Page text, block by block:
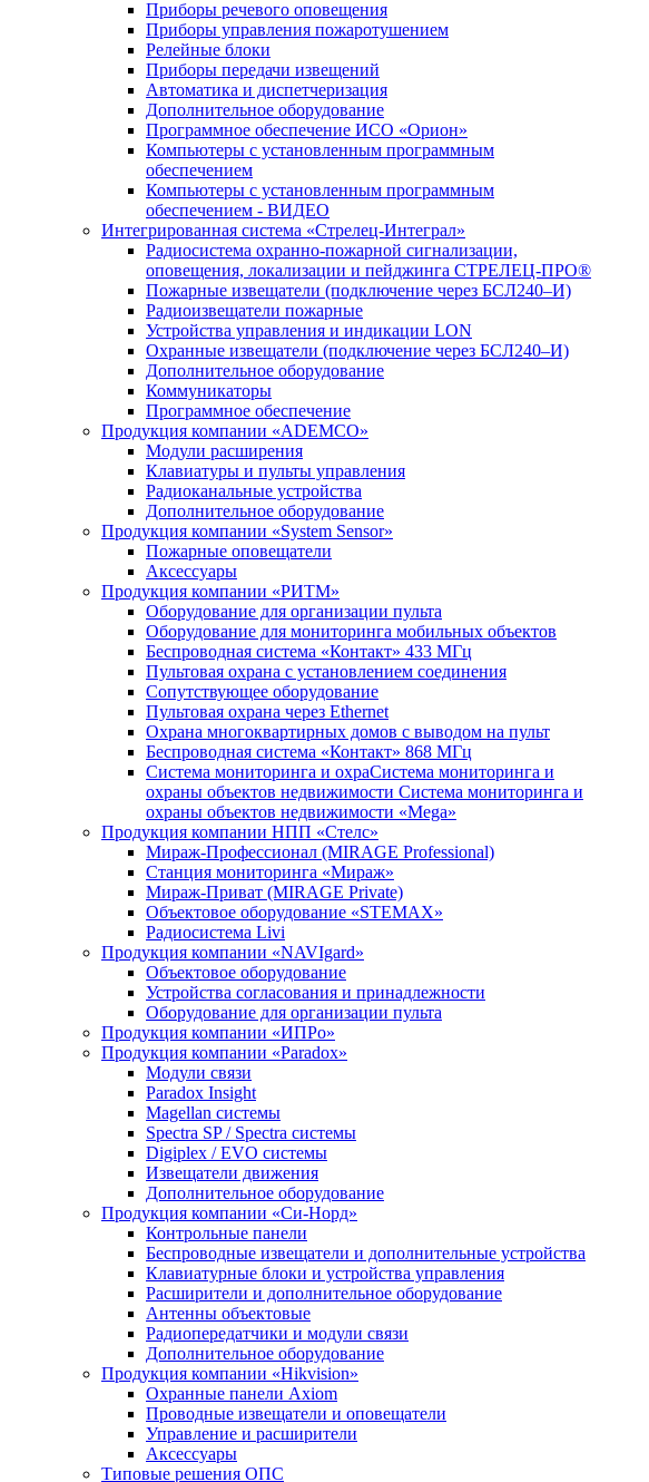
Приборы речевого оповещения
Приборы управления пожаротушением
Релейные блоки
Приборы передачи извещений
Автоматика и диспетчеризация
Дополнительное оборудование
Программное обеспечение ИСО «Орион»
Компьютеры с установленным программным
обеспечением
Компьютеры с установленным программным
обеспечением - ВИДЕО
Интегрированная система «Стрелец-Интеграл»
Радиосистема охранно-пожарной сигнализации,
оповещения, локализации и пейджинга СТРЕЛЕЦ-ПРО®
Пожарные извещатели (подключение через БСЛ240–И)
Радиоизвещатели пожарные
Устройства управления и индикации LON
Охранные извещатели (подключение через БСЛ240–И)
Дополнительное оборудование
Коммуникаторы
Программное обеспечение
Продукция компании «ADEMCO»
Модули расширения
Клавиатуры и пульты управления
Радиоканальные устройства
Дополнительное оборудование
Продукция компании «System Sensor»
Пожарные оповещатели
Аксессуары
Продукция компании «РИТМ»
Оборудование для организации пульта
Оборудование для мониторинга мобильных объектов
Беспроводная система «Контакт» 433 МГц
Пультовая охрана с установлением соединения
Сопутствующее оборудование
Пультовая охрана через Ethernet
Охрана многоквартирных домов с выводом на пульт
Беспроводная система «Контакт» 868 МГц
Система мониторинга и охраСистема мониторинга и
охраны объектов недвижимости Система мониторинга и
охраны объектов недвижимости «Mega»
Продукция компании НПП «Стелс»
Мираж-Профессионал (MIRAGE Professional)
Станция мониторинга «Мираж»
Мираж-Приват (MIRAGE Private)
Объектовое оборудование «STEMAX»
Радиосистема Livi
Продукция компании «NAVIgard»
Объектовое оборудование
Устройства согласования и принадлежности
Оборудование для организации пульта
Продукция компании «ИПРо»
Продукция компании «Paradox»
Модули связи
Paradox Insight
Magellan системы
Spectra SP / Spectra системы
Digiplex / EVO системы
Извещатели движения
Дополнительное оборудование
Продукция компании «Си-Норд»
Контрольные панели
Беспроводные извещатели и дополнительные устройства
Клавиатурные блоки и устройства управления
Расширители и дополнительное оборудование
Антенны объектовые
Радиопередатчики и модули связи
Дополнительное оборудование
Продукция компании «Hikvision»
Охранные панели Axiom
Проводные извещатели и оповещатели
Управление и расширители
Аксессуары
Типовые решения ОПС